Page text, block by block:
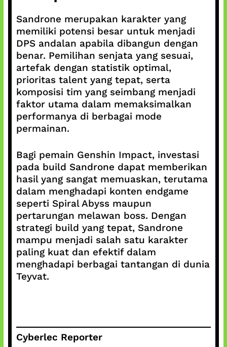
Sandrone merupakan karakter yang
memiliki potensi besar untuk menjadi
DPS andalan apabila dibangun dengan
benar. Pemilihan senjata yang sesuai,
artefak dengan statistik optimal,
prioritas talent yang tepat, serta
komposisi tim yang seimbang menjadi
faktor utama dalam memaksimalkan
performanya di berbagai mode
permainan.
Bagi pemain Genshin Impact, investasi
pada build Sandrone dapat memberikan
hasil yang sangat memuaskan, terutama
dalam menghadapi konten endgame
seperti Spiral Abyss maupun
pertarungan melawan boss. Dengan
strategi build yang tepat, Sandrone
mampu menjadi salah satu karakter
paling kuat dan efektif dalam
menghadapi berbagai tantangan di dunia
Teyvat.
Cyberlec Reporter